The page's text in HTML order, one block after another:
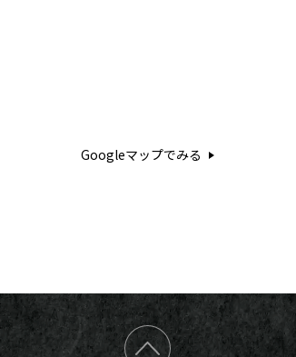
Googleマップでみる
TOP